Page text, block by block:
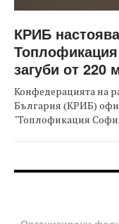
КРИБ
загуби от 220
Конфедерацията на
България (КРИБ)
"Топлофикация